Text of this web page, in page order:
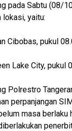
pada Sabtu (08/
lokasi, yaitu:
Cibobas, pukul
Lake City, pukul
Polrestro
perpanjangan
masa berlaku